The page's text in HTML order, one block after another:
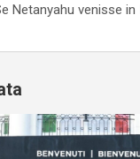
Netanyahu venisse